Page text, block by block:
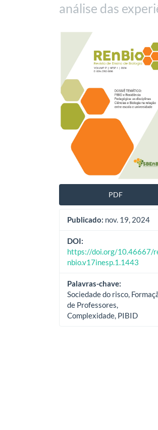
análise das
Barra
lateral
de
artigos
PDF
Publicado: nov. 19, 2024
DOI:
https://doi.org/10.46667/
nbio.v17inesp.1.1443
Palavras-chave:
Sociedade do risco,
de Professores,
Complexidade, PIBID